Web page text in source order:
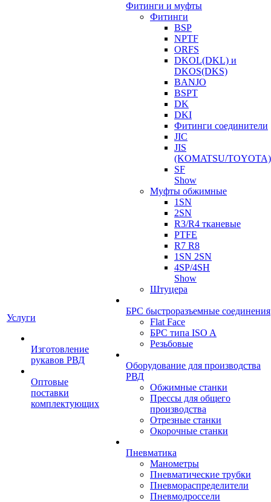
Услуги
Изготовление
рукавов РВД
Оптовые
поставки
комплектующих
Фитинги и муфты
Фитинги
BSP
NPTF
ORFS
DKOL(DKL) и
DKOS(DKS)
BANJO
BSPT
DK
DKI
Фитинги соединители
JIC
JIS
(KOMATSU/TOYOTA)
SF
Show
Муфты обжимные
1SN
2SN
R3/R4 тканевые
PTFE
R7 R8
1SN 2SN
4SP/4SH
Show
Штуцера
БРС быстроразъемные соединения
Flat Face
БРС типа ISO A
Резьбовые
Оборудование для производства
РВД
Обжимные станки
Прессы для общего
производства
Отрезные станки
Окорочные станки
Пневматика
Манометры
Пневматические трубки
Пневмораспределители
Пневмодроссели